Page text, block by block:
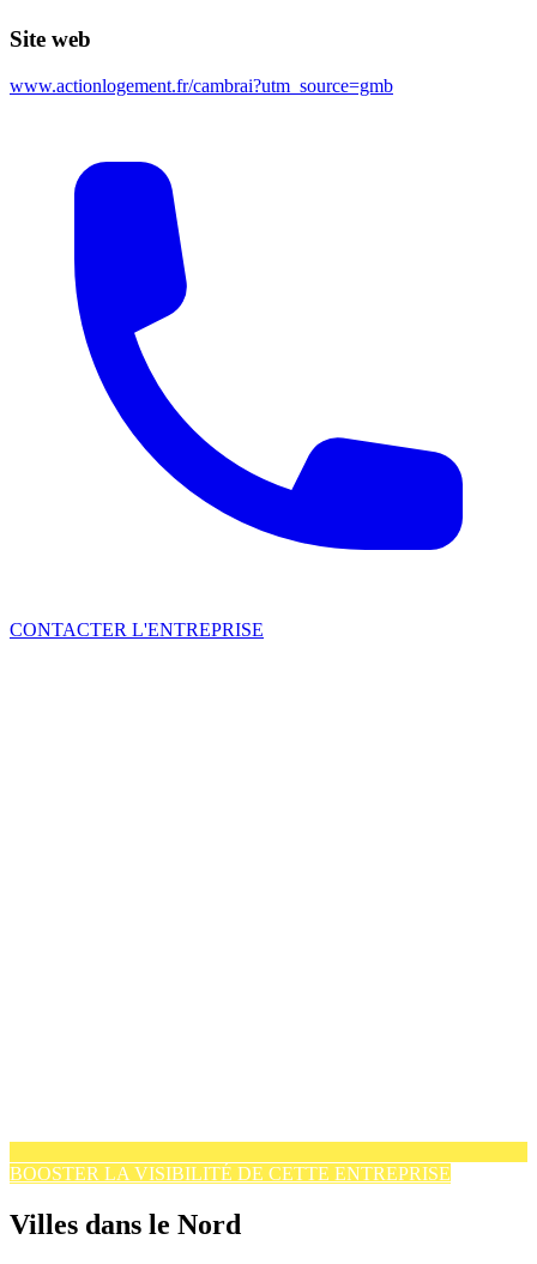
Site web
www.actionlogement.fr/cambrai?utm_source=gmb
CONTACTER L'ENTREPRISE
BOOSTER LA VISIBILITÉ DE CETTE ENTREPRISE
Villes dans le Nord